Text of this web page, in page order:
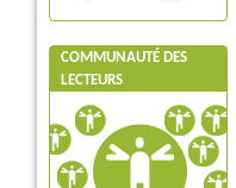
COMMUNAUTÉ DES
LECTEURS